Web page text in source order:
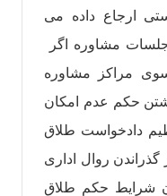
ارجاع داده می
مشاوره اگر
مراکز مشاوره
حکم عدم امکان
دادخواست طلاق
روال اداری
شرایط حکم طلاق